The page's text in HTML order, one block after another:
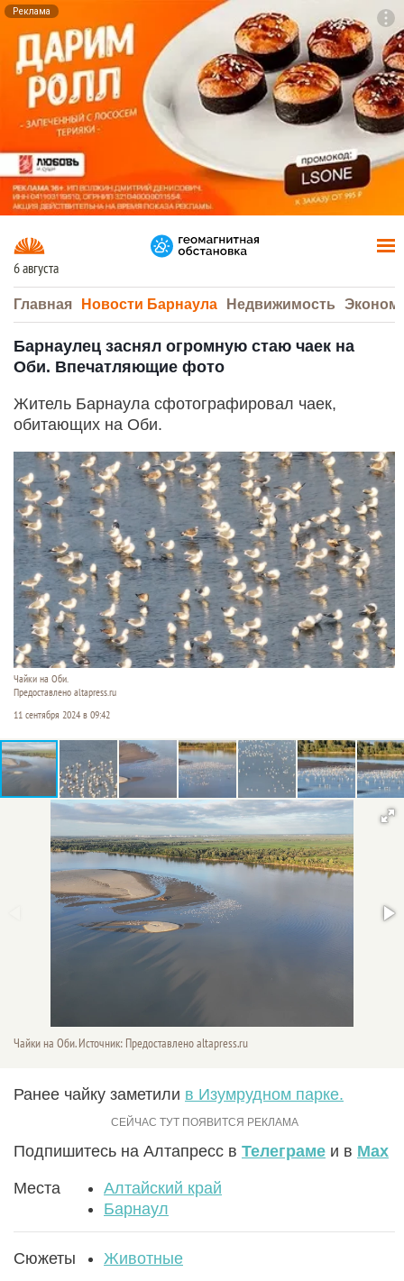
Реклама
6 августа
Главная Новости Барнаула Недвижимость
Барнаулец заснял огромную стаю чаек на
Оби. Впечатляющие фото
Житель Барнаула сфотографировал чаек,
обитающих на Оби.
Чайки на Оби.
Предоставлено altapress.ru
11 сентября 2024 в 09:42
Чайки на Оби. Источник: Предоставлено altapress.ru
Ранее чайку заметили в Изумрудном парке.
Подпишитесь на Алтапресс в Телеграме и в Max
Места
Алтайский край
Барнаул
Сюжеты Животные